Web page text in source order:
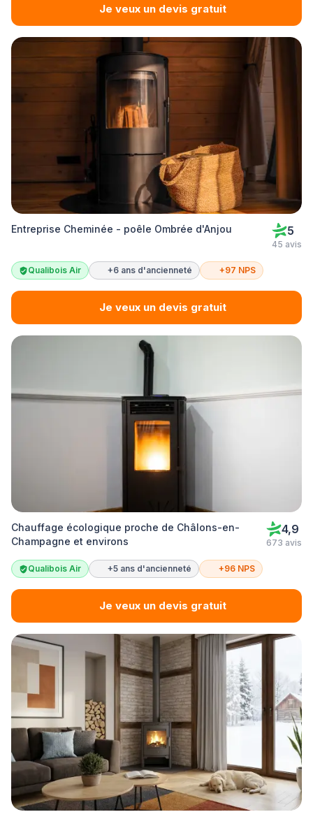
Je veux un devis gratuit
Entreprise Cheminée - poêle Ombrée d'Anjou 5
45 avis
Qualibois Air +6 ans d'ancienneté +97 NPS
Je veux un devis gratuit
Chauffage écologique proche de Châlons-en-
Champagne et environs
4,9
673 avis
Qualibois Air +5 ans d'ancienneté +96 NPS
Je veux un devis gratuit